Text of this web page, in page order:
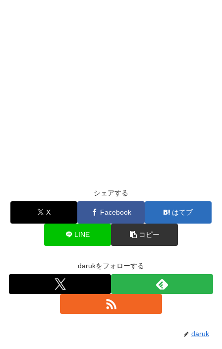
シェアする
X Facebook はてブ
LINE コピー
darukをフォローする
daruk